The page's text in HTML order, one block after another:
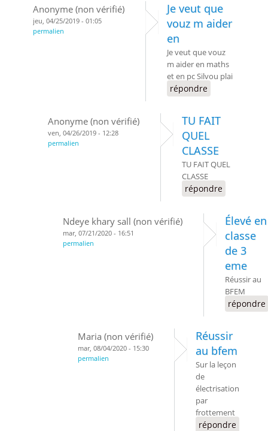
Anonyme (non vérifié)
jeu, 04/25/2019 - 01:05
permalien
Je veut que
vouz m aider
en
Je veut que vouz
m aider en maths
et en pc Silvou plai
répondre
Anonyme (non vérifié)
ven, 04/26/2019 - 12:28
permalien
TU FAIT
QUEL
CLASSE
TU FAIT QUEL
CLASSE
répondre
Ndeye khary sall (non vérifié)
mar, 07/21/2020 - 16:51
permalien
Élevé en
classe
de 3
eme
Réussir au
BFEM
répondre
Maria (non vérifié)
mar, 08/04/2020 - 15:30
permalien
Réussir
au bfem
Sur la leçon
de
électrisation
par
frottement
répondre